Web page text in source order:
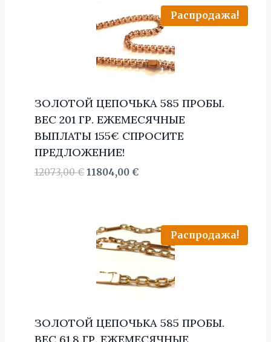
Распродажа!
ЗОЛОТОЙ ЦЕПОЧЬКА 585 ПРОБЫ.
BЕС 201 ГР. ЕЖЕМЕСЯЧНЫЕ
ВЫПЛАТЫ 155€ СПРОСИТЕ
ПРЕДЛОЖЕНИЕ!
12073,00€ Первоначальная
11804,00 €Текущая
Распродажа!
ЗОЛОТОЙ ЦЕПОЧЬКА 585 ПРОБЫ.
BЕС 61,8 ГР. ЕЖЕМЕСЯЧНЫЕ